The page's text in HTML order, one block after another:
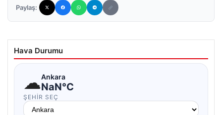
Paylaş:
Hava Durumu
☁Ankara
NaN°C
ŞEHIR SEÇ